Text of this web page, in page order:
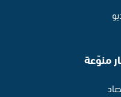
منوّعة